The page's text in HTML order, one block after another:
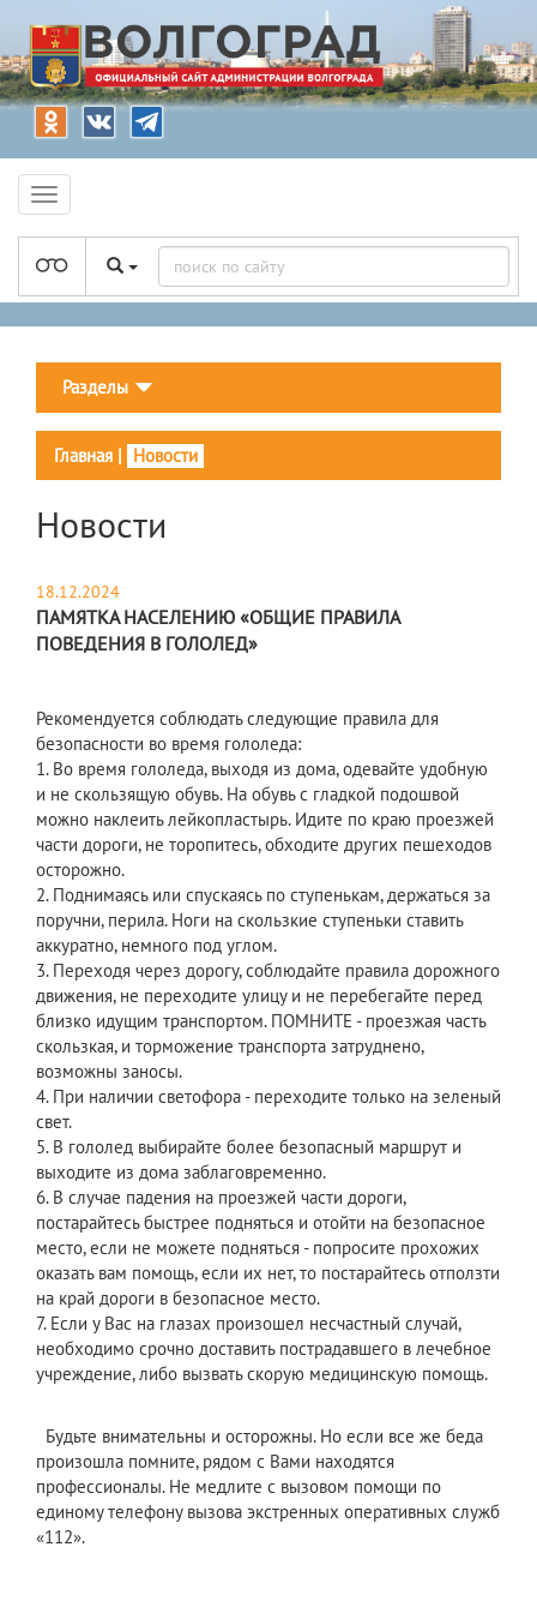
Разделы
Главная | Новости
Новости
18.12.2024
ПАМЯТКА НАСЕЛЕНИЮ «ОБЩИЕ ПРАВИЛА
ПОВЕДЕНИЯ В ГОЛОЛЕД»
Рекомендуется соблюдать следующие правила для
безопасности во время гололеда:
1. Во время гололеда, выходя из дома, одевайте удобную
и не скользящую обувь. На обувь с гладкой подошвой
можно наклеить лейкопластырь. Идите по краю проезжей
части дороги, не торопитесь, обходите других пешеходов
осторожно.
2. Поднимаясь или спускаясь по ступенькам, держаться за
поручни, перила. Ноги на скользкие ступеньки ставить
аккуратно, немного под углом.
3. Переходя через дорогу, соблюдайте правила дорожного
движения, не переходите улицу и не перебегайте перед
близко идущим транспортом. ПОМНИТЕ - проезжая часть
скользкая, и торможение транспорта затруднено,
возможны заносы.
4. При наличии светофора - переходите только на зеленый
свет.
5. В гололед выбирайте более безопасный маршрут и
выходите из дома заблаговременно.
6. В случае падения на проезжей части дороги,
постарайтесь быстрее подняться и отойти на безопасное
место, если не можете подняться - попросите прохожих
оказать вам помощь, если их нет, то постарайтесь отползти
на край дороги в безопасное место.
7. Если у Вас на глазах произошел несчастный случай,
необходимо срочно доставить пострадавшего в лечебное
учреждение, либо вызвать скорую медицинскую помощь.
Будьте внимательны и осторожны. Но если все же беда
произошла помните, рядом с Вами находятся
профессионалы. Не медлите с вызовом помощи по
единому телефону вызова экстренных оперативных служб
«112».